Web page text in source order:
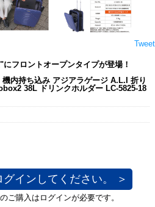
Tweet
フロントオープンタイプが登場！
内持ち込み アジアラゲージ A.L.I 折り
38L ドリンクホルダー LC-5825-18
インしてください。 ＞